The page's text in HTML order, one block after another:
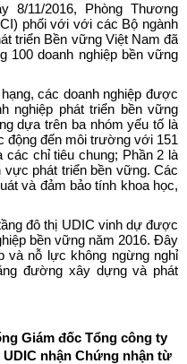
8/11/2016, Phòng Thương
phối với với các Bộ ngành
triển Bền vững Việt Nam đã
100 doanh nghiệp bền vững
các doanh nghiệp được
nghiệp phát triển bền vững
dựa trên ba nhóm yếu tố là
động đến môi trường với 151
các chỉ tiêu chung; Phần 2 là
phát triển bền vững. Các
và đảm bảo tính khoa học,
đô thị UDIC vinh dự được
bền vững năm 2016. Đây
và nỗ lực không ngừng nghỉ
đường xây dựng và phát
Giám đốc Tổng công ty
nhận Chứng nhận từ